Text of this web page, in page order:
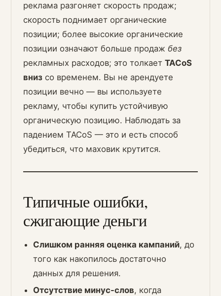
реклама разгоняет скорость продаж;
скорость поднимает органические
позиции; более высокие органические
позиции означают больше продажбез
рекламных расходов; это толкаетTACoS
вниз со временем. Вы не арендуете
позиции вечно — вы используете
рекламу, чтобы купить устойчивую
органическую позицию. Наблюдать за
падением TACoS — это и есть способ
убедиться, что маховик крутится.
Типичные ошибки,
сжигающие деньги
Слишком ранняя оценка кампаний, до
того как накопилось достаточно
данных для решения.
Отсутствие минус-слов, когда